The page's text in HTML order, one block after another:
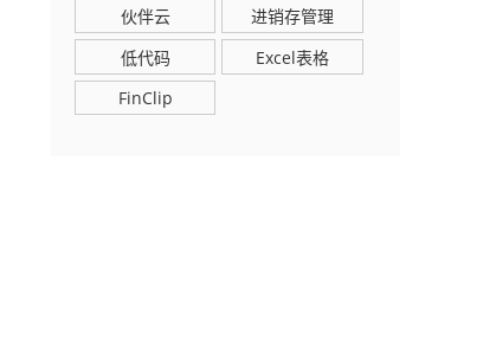
伙伴云
进销存管理
低代码
Excel表格
FinClip